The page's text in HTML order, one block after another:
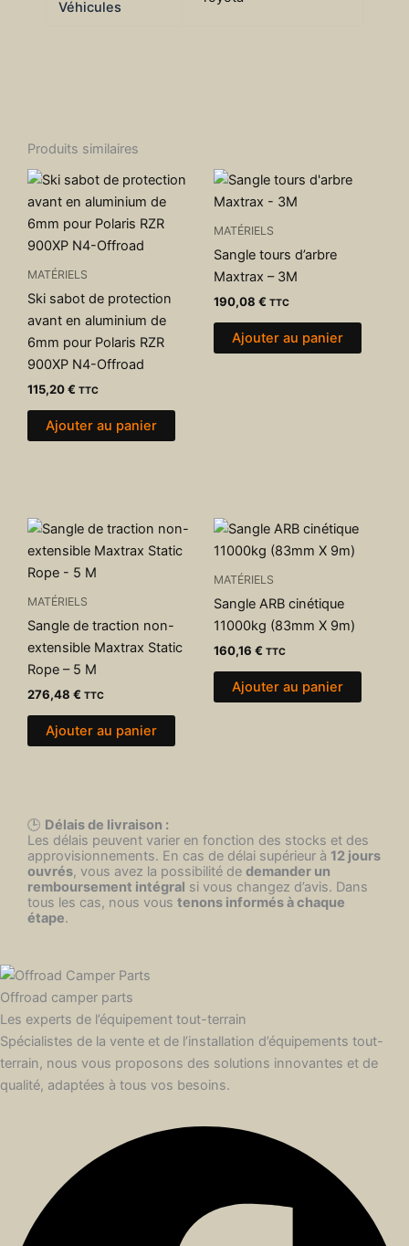
Véhicules
Produits similaires
MATÉRIELS
Ski sabot de protection
avant en aluminium de
6mm pour Polaris RZR
900XP N4-Offroad
115,20€ TTC
Ajouter au panier
MATÉRIELS
Sangle tours d’arbre
Maxtrax – 3M
190,08 € TTC
Ajouter au panier
MATÉRIELS
Sangle de traction non-
extensible Maxtrax Static
Rope – 5 M
276,48 € TTC
Ajouter au panier
MATÉRIELS
Sangle ARB cinétique
11000kg (83mm X 9m)
160,16 € TTC
Ajouter au panier
🕒 Délais de livraison :
Les délais peuvent varier en fonction des stocks et des
approvisionnements. En cas de délai supérieur à 12 jours
ouvrés, vous avez la possibilité de demander un
remboursement intégral si vous changez d’avis. Dans
tous les cas, nous vous tenons informés à chaque
étape.
Offroad camper parts
Les experts de l’équipement tout-terrain
Spécialistes de la vente et de l’installation d’équipements tout-
terrain, nous vous proposons des solutions innovantes et de
qualité, adaptées à tous vos besoins.